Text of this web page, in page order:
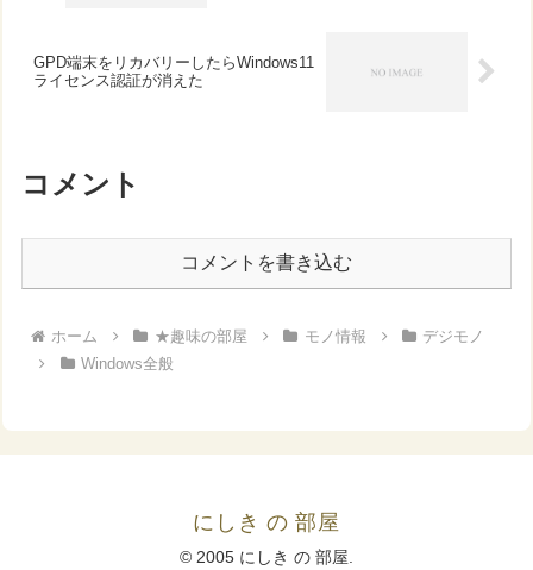
GPD端末をリカバリーしたらWindows11
ライセンス認証が消えた
コメント
コメントを書き込む
ホーム ★趣味の部屋 モノ情報
デジモノ
Windows全般
にしき の 部屋
© 2005 にしき の 部屋.